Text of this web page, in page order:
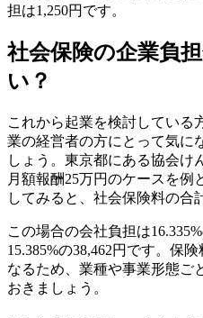
担は1,250円です。
社会保険の企業負
い？
これから起業を検討している
業の経営者の方にとって気に
しょう。東京都にある協会け
月額報酬25万円のケースを例
してみると、社会保険料の合
この場合の会社負担は
15.385%の38,462円です。保
なるため、業種や事業形態ご
おきましょう。